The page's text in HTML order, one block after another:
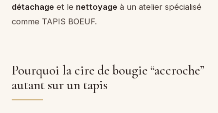
détachage et le nettoyage à un atelier spécialisé
comme TAPIS BOEUF.
Pourquoi la cire de bougie “accroche”
autant sur un tapis